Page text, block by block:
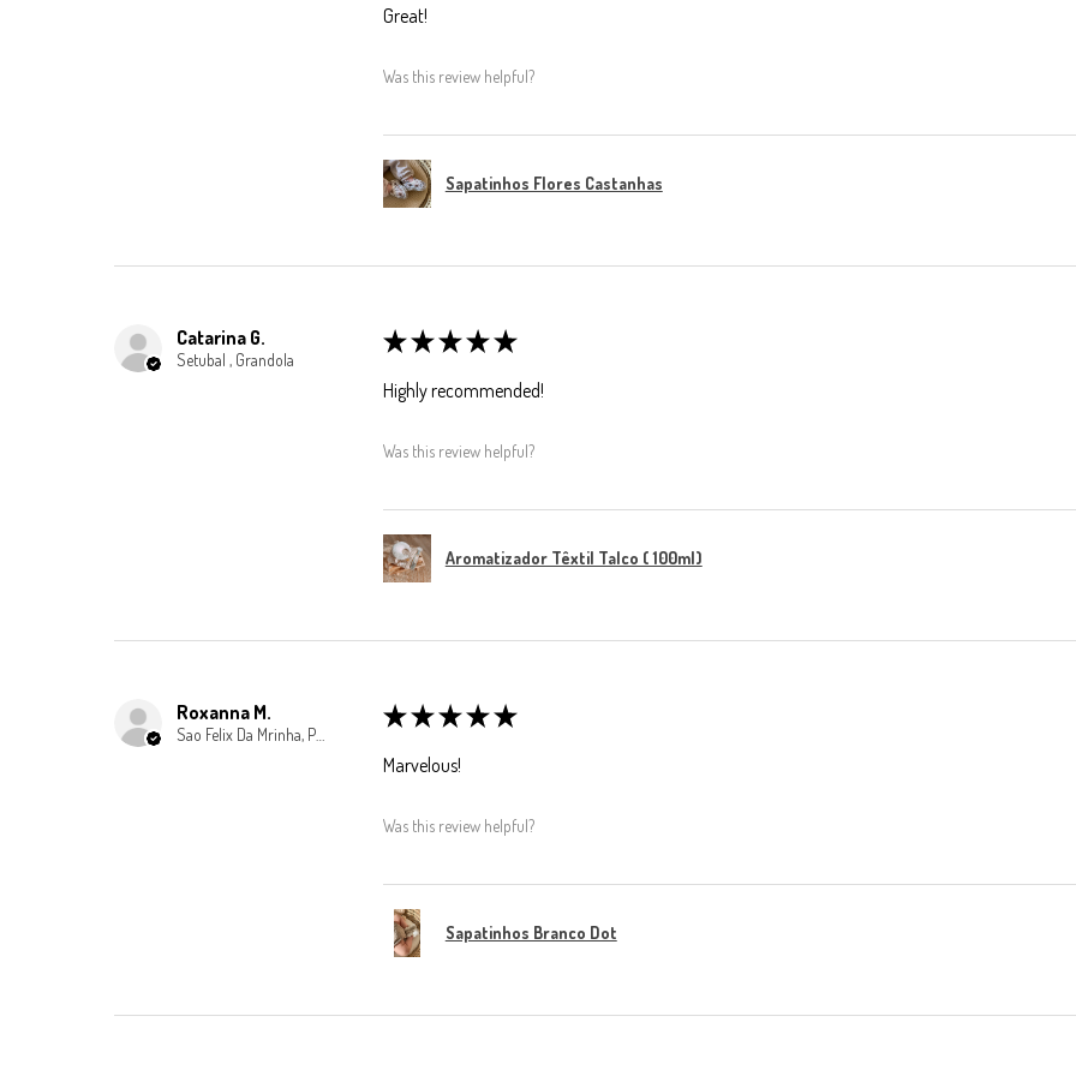
Great!
Was this review helpful?
Sapatinhos Flores Castanhas
Catarina G.
Setubal , Grandola
★ ★ ★ ★ ★
Highly recommended!
Was this review helpful?
Aromatizador Têxtil Talco ( 100ml)
Roxanna M. ★ ★ ★ ★ ★
Marvelous!
Was this review helpful?
Sapatinhos Branco Dot